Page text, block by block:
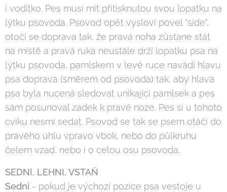
i vodítko. Pes musí mít přitisknutou svou lopatku na
lýtku psovoda. Psovod opět vysloví povel "side",
otočí se doprava tak, že pravá noha zůstane stát
na místě a pravá ruka neustále drží lopatku psa na
lýtku psovoda, pamlskem v levé ruce navádí hlavu
psa doprava (směrem od psovoda) tak, aby hlava
psa byla nucená sledovat unikající pamlsek a pes
sám posunoval zadek k pravé noze. Pes si u tohoto
cviku nesmí sedat. Psovod se tak se psem otáčí do
pravého úhlu vpravo vbok, nebo do půlkruhu
čelem vzad, nebo i o celou osu psovoda.
SEDNI, LEHNI, VSTAŇ
Sedni - pokud je výchozí pozice psa vestoje u